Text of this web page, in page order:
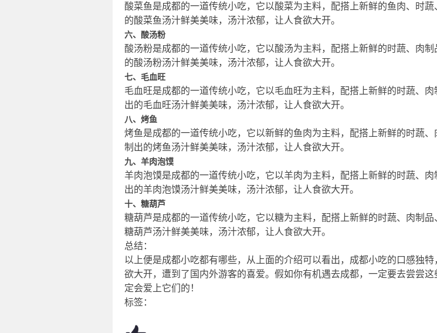
酸菜鱼是成都的一道传统小吃，它以酸菜为主料，配搭上新鲜的鱼肉、时
的酸菜鱼汤汁鲜美美味，汤汁浓郁，让人食欲大开。
六、酸汤粉
酸汤粉是成都的一道传统小吃，它以酸汤为主料，配搭上新鲜的时蔬、肉
的酸汤粉汤汁鲜美美味，汤汁浓郁，让人食欲大开。
七、毛血旺
毛血旺是成都的一道传统小吃，它以毛血旺为主料，配搭上新鲜的时蔬、肉
出的毛血旺汤汁鲜美美味，汤汁浓郁，让人食欲大开。
八、烤鱼
烤鱼是成都的一道传统小吃，它以新鲜的鱼肉为主料，配搭上新鲜的时蔬、
制出的烤鱼汤汁鲜美美味，汤汁浓郁，让人食欲大开。
九、羊肉泡馍
羊肉泡馍是成都的一道传统小吃，它以羊肉为主料，配搭上新鲜的时蔬、肉
出的羊肉泡馍汤汁鲜美美味，汤汁浓郁，让人食欲大开。
十、糖葫芦
糖葫芦是成都的一道传统小吃，它以糖为主料，配搭上新鲜的时蔬、肉制
糖葫芦汤汁鲜美美味，汤汁浓郁，让人食欲大开。
总结：
以上便是成都小吃都有哪些，从上面的介绍可以看出，成都小吃的口感独
欲大开，遭到了国内外游客的喜爱。假如你有机遇去成都，一定要去尝尝
定会爱上它们的！
标签：